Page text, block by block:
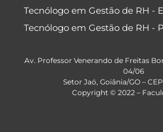
Tecnólogo em Gestão de RH -
Tecnólogo em Gestão de RH -
Av. Professor Venerando de Freitas
04/06
Setor Jaó, Goiânia/GO –
Copyright © 2022 –